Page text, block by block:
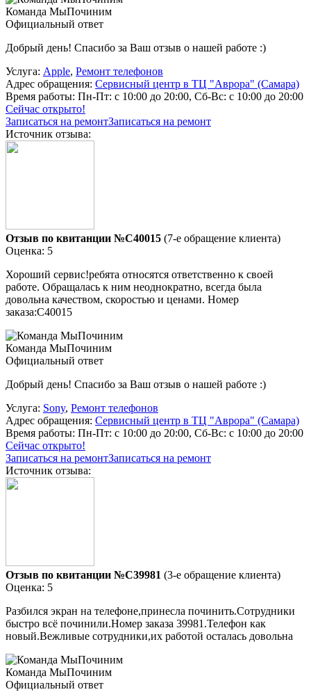
Команда МыПочиним
Официальный ответ
Добрый день! Спасибо за Ваш отзыв о нашей работе :)
Услуга: Apple, Ремонт телефонов
Адрес обращения: Сервисный центр в ТЦ "Аврора" (Самара)
Время работы: Пн-Пт: с 10:00 до 20:00, Сб-Вс: с 10:00 до 20:00
Сейчас открыто!
Записаться на ремонтЗаписаться на ремонт
Источник отзыва:
Отзыв по квитанции №C40015 (7-е обращение клиента)
Оценка: 5
Хороший сервис!ребята относятся ответственно к своей
работе. Обращалась к ним неоднократно, всегда была
довольна качеством, скоростью и ценами. Номер
заказа:C40015
Команда МыПочиним
Официальный ответ
Добрый день! Спасибо за Ваш отзыв о нашей работе :)
Услуга: Sony, Ремонт телефонов
Адрес обращения: Сервисный центр в ТЦ "Аврора" (Самара)
Время работы: Пн-Пт: с 10:00 до 20:00, Сб-Вс: с 10:00 до 20:00
Сейчас открыто!
Записаться на ремонтЗаписаться на ремонт
Источник отзыва:
Отзыв по квитанции №C39981 (3-е обращение клиента)
Оценка: 5
Разбился экран на телефоне,принесла починить.Сотрудники
быстро всё починили.Номер заказа 39981.Телефон как
новый.Вежливые сотрудники,их работой осталась довольна
Команда МыПочиним
Официальный ответ